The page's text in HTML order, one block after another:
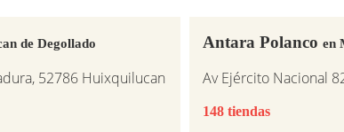
de Degollado
52786 Huixquilucan
Antara Polanco en
Av Ejército Nacional
148 tiendas